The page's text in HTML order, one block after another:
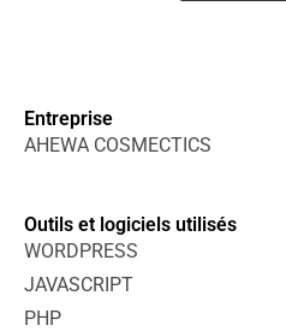
Entreprise
AHEWA COSMECTICS
Outils et logiciels utilisés
WORDPRESS
JAVASCRIPT
PHP